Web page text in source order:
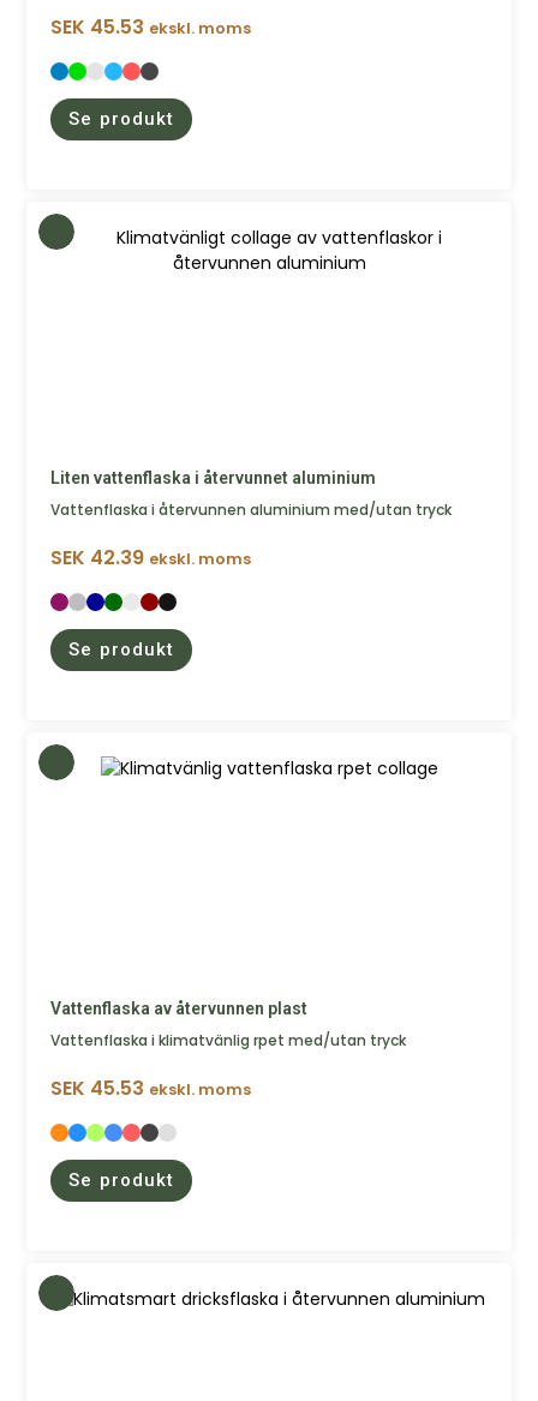
SEK 45.53 ekskl. moms
Se produkt
Liten vattenflaska i återvunnet aluminium
Vattenflaska i återvunnen aluminium med/utan tryck
SEK 42.39 ekskl. moms
Se produkt
Vattenflaska av återvunnen plast
Vattenflaska i klimatvänlig rpet med/utan tryck
SEK 45.53 ekskl. moms
Se produkt